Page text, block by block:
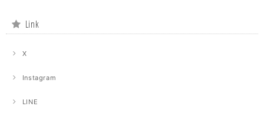
Link
X
Instagram
LINE